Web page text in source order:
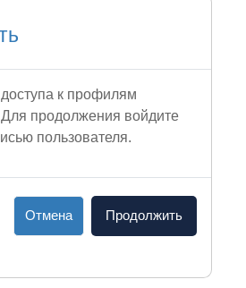
к профилям
Для продолжения войдите
пользователя.
Отмена Продолжить